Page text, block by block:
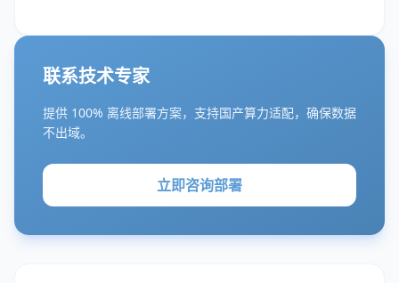
联系技术专家
提供 100% 离线部署方案，支持国产算力适配，确保数据
不出域。
立即咨询部署